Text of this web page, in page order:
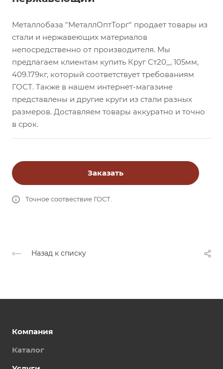
Металлобаза "МеталлОптТорг" продает товары из
стали и нержавеющих материалов
непосредственно от производителя. Мы
предлагаем клиентам купить Круг Ст20_, 105мм,
409.179кг, который соответствует требованиям
ГОСТ. Также в нашем интернет-магазине
представлены и другие круги из стали разных
размеров. Доставляем товары аккуратно и точно
в срок.
Заказать
Точное соотвествие ГОСТ.
Назад к списку
Компания
Каталог